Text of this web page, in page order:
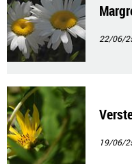
22/06/
19/06/